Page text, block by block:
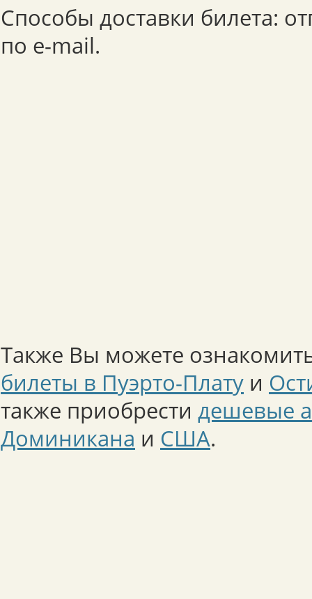
Способы доставки билета:
по e-mail.
Также Вы можете
билеты в Пуэрто-Плату и
также приобрести дешевые
Доминикана и США.